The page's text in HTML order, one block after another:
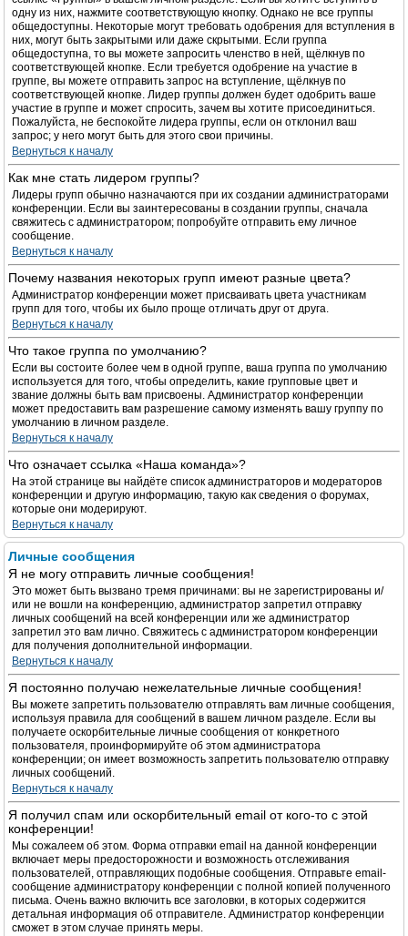
одну из них, нажмите соответствующую кнопку. Однако не все группы
общедоступны. Некоторые могут требовать одобрения для вступления в
них, могут быть закрытыми или даже скрытыми. Если группа
общедоступна, то вы можете запросить членство в ней, щёлкнув по
соответствующей кнопке. Если требуется одобрение на участие в
группе, вы можете отправить запрос на вступление, щёлкнув по
соответствующей кнопке. Лидер группы должен будет одобрить ваше
участие в группе и может спросить, зачем вы хотите присоединиться.
Пожалуйста, не беспокойте лидера группы, если он отклонил ваш
запрос; у него могут быть для этого свои причины.
Вернуться к началу
Как мне стать лидером группы?
Лидеры групп обычно назначаются при их создании администраторами
конференции. Если вы заинтересованы в создании группы, сначала
свяжитесь с администратором; попробуйте отправить ему личное
сообщение.
Вернуться к началу
Почему названия некоторых групп имеют разные цвета?
Администратор конференции может присваивать цвета участникам
групп для того, чтобы их было проще отличать друг от друга.
Вернуться к началу
Что такое группа по умолчанию?
Если вы состоите более чем в одной группе, ваша группа по умолчанию
используется для того, чтобы определить, какие групповые цвет и
звание должны быть вам присвоены. Администратор конференции
может предоставить вам разрешение самому изменять вашу группу по
умолчанию в личном разделе.
Вернуться к началу
Что означает ссылка «Наша команда»?
На этой странице вы найдёте список администраторов и модераторов
конференции и другую информацию, такую как сведения о форумах,
которые они модерируют.
Вернуться к началу
Личные сообщения
Я не могу отправить личные сообщения!
Это может быть вызвано тремя причинами: вы не зарегистрированы и/
или не вошли на конференцию, администратор запретил отправку
личных сообщений на всей конференции или же администратор
запретил это вам лично. Свяжитесь с администратором конференции
для получения дополнительной информации.
Вернуться к началу
Я постоянно получаю нежелательные личные сообщения!
Вы можете запретить пользователю отправлять вам личные сообщения,
используя правила для сообщений в вашем личном разделе. Если вы
получаете оскорбительные личные сообщения от конкретного
пользователя, проинформируйте об этом администратора
конференции; он имеет возможность запретить пользователю отправку
личных сообщений.
Вернуться к началу
Я получил спам или оскорбительный email от кого-то с этой
конференции!
Мы сожалеем об этом. Форма отправки email на данной конференции
включает меры предосторожности и возможность отслеживания
пользователей, отправляющих подобные сообщения. Отправьте email-
сообщение администратору конференции с полной копией полученного
письма. Очень важно включить все заголовки, в которых содержится
детальная информация об отправителе. Администратор конференции
сможет в этом случае принять меры.